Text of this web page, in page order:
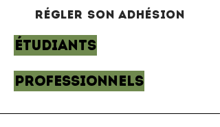
Régler son adhésion
ÉTUDIANTS
PROFESSIONNELS